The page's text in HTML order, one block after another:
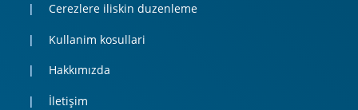
Cerezlere iliskin duzenleme
Kullanim kosullari
Hakkımızda
İletişim